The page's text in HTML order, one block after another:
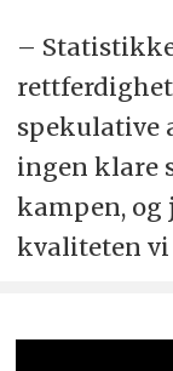
–
spekulative
ingen klare
kampen, og
kvaliteten vi